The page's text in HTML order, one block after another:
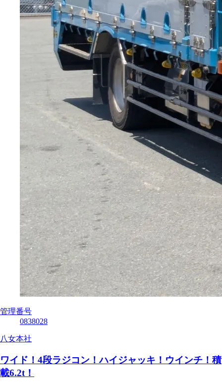
管理番号
0838028
八女本社
ワイド！4段ラジコン！ハイジャッキ！ウインチ！積
載6.2t！